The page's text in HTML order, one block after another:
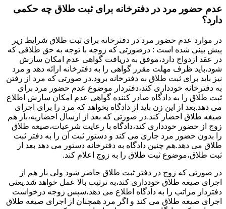
عدم حضور مرد در دفترخانه برای ثبت طلاق چه حکمی
دارد؟
در موارد عدم حضور مرد در دفترخانه برای ثبت طلاق شرایط زیر
پیش بینی شده است : درصورتی که زوجه با توجه به حق طلاقی که
در عقد ازدواج دارد،موفق به دریافت گواهی عدم امکان سازش
شود،باید ظرف مهلت مقرر گواهی را به دفترخانه ارائه دهد و مرد
نیز باید برای ثبت طلاق به دفترخانه برود.در صورتی که مرد از رفتن
به دفترخانه خودداری کند،دفتردار موضوع عدم حضور مرد برای
ثبت طلاق را به دادگاه صادر کننده گواهی عدم امکان سازش اطلاع
می دهد.بعد از این زن باید از دادگاه بخواهد که مرد را برای اجرای
صیغه طلاق احضار کند.در صورتی که بعد از ارسال احضاریه،باز هم
زوج از حضور خودداری کند،دادگاه با رعایت شرعیات،صیغه طلاق
را بدون حضور مرد جاری می کند و دستور ثبت آن را به دفتر ثبت
طلاق می دهد.هم چنین دادگاه به دفترخانه دستور می دهد بعد از
ثبت طلاق،موضوع ثبت طلاق را به زوج اعلام کند.
در صورتی که زوج در دفتر ثبت طلاق حاضر شود ولی باز هم از
اجرای صیغه طلاق خودداری کند،به ترتیب بالا عمل خواهد شد.یعنی
دفتردار مراتب را به دادگاه اطلاع می دهد،سپس زوجه درخواست
اجرای صیغه طلاق می کند و اگر مرد همچنان از اجرای صیغه طلاق